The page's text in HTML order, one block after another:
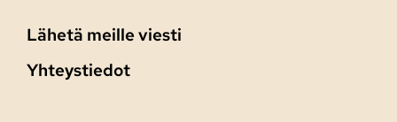
Lähetä meille viesti
Yhteystiedot